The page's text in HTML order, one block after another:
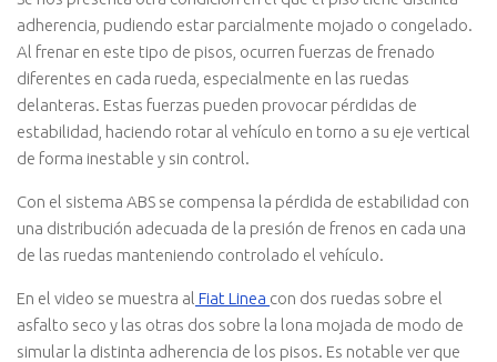
adherencia, pudiendo estar parcialmente mojado o congelado.
Al frenar en este tipo de pisos, ocurren fuerzas de frenado
diferentes en cada rueda, especialmente en las ruedas
delanteras. Estas fuerzas pueden provocar pérdidas de
estabilidad, haciendo rotar al vehí­culo en torno a su eje vertical
de forma inestable y sin control.
Con el sistema ABS se compensa la pérdida de estabilidad con
una distribución adecuada de la presión de frenos en cada una
de las ruedas manteniendo controlado el vehí­culo.
En el video se muestra al Fiat Linea con dos ruedas sobre el
asfalto seco y las otras dos sobre la lona mojada de modo de
simular la distinta adherencia de los pisos. Es notable ver que